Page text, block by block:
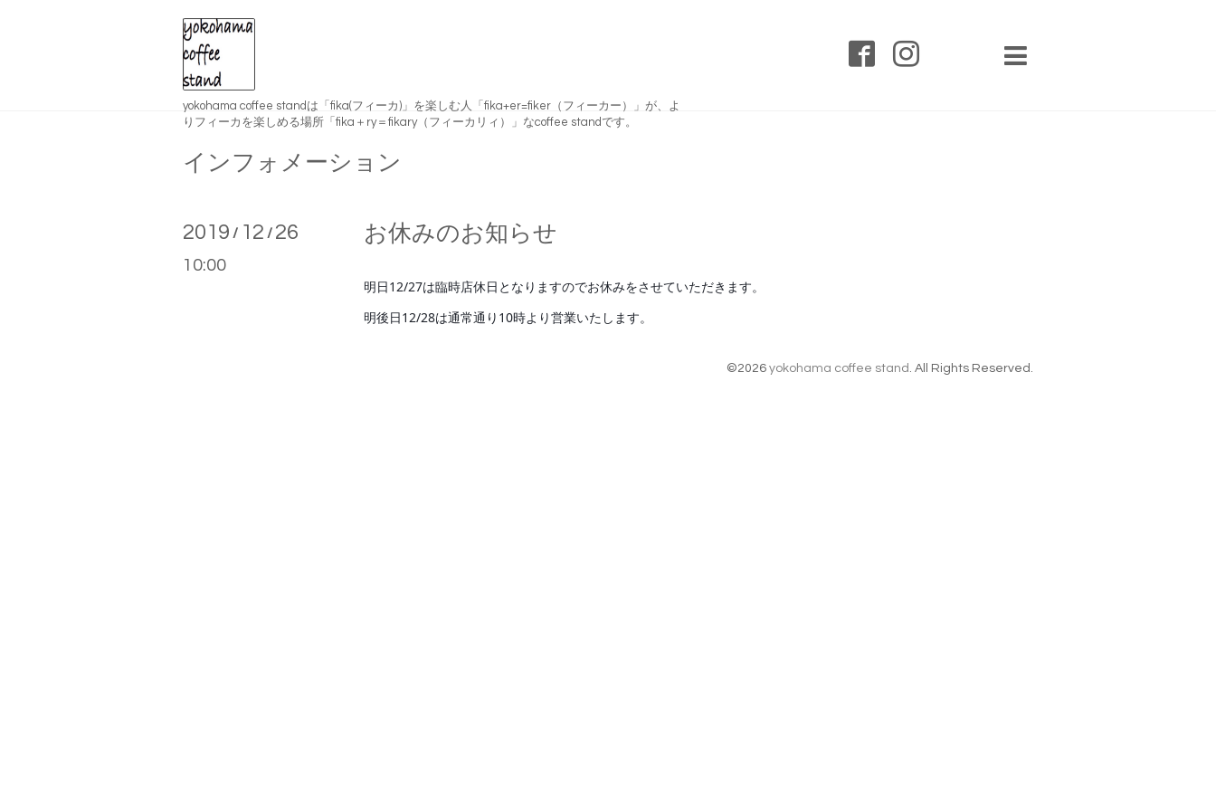
yokohama coffee standは「fika(フィーカ)」を楽しむ人「fika+er=fiker（フィーカー）」が、よ
りフィーカを楽しめる場所「fika＋ry＝fikary（フィーカリィ）」なcoffee standです。
インフォメーション
2019 / 12 / 26
10:00
お休みのお知らせ
明日12/27は臨時店休日となりますのでお休みをさせていただきます。
明後日12/28は通常通り10時より営業いたします。
©2026 yokohama coffee stand . All Rights Reserved.